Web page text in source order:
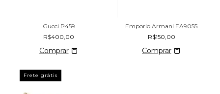
Gucci P459
R$400,00
Emporio Armani EA9055
R$150,00
Frete grátis